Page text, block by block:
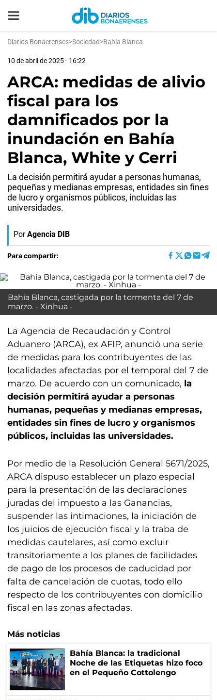
Diarios Bonaerenses>Sociedad>Bahía Blanca
10 de abril de 2025 - 16:22
ARCA: medidas de alivio
fiscal para los
damnificados por la
inundación en Bahía
Blanca, White y Cerri
La decisión permitirá ayudar a personas humanas,
pequeñas y medianas empresas, entidades sin fines
de lucro y organismos públicos, incluidas las
universidades.
Por Agencia DIB
Para compartir:
Bahía Blanca, castigada por la tormenta del 7 de
marzo. - Xinhua -
La Agencia de Recaudación y Control
Aduanero (ARCA), ex AFIP, anunció una serie
de medidas para los contribuyentes de las
localidades afectadas por el temporal del 7 de
marzo. De acuerdo con un comunicado, la
decisión permitirá ayudar a personas
humanas, pequeñas y medianas empresas,
entidades sin fines de lucro y organismos
públicos, incluidas las universidades.
Por medio de la Resolución General 5671/2025,
ARCA dispuso establecer un plazo especial
para la presentación de las declaraciones
juradas del impuesto a las Ganancias,
suspender las intimaciones, la iniciación de
los juicios de ejecución fiscal y la traba de
medidas cautelares, así como excluir
transitoriamente a los planes de facilidades
de pago de los procesos de caducidad por
falta de cancelación de cuotas, todo ello
respecto de los contribuyentes con domicilio
fiscal en las zonas afectadas.
Más noticias
Bahía Blanca: la tradicional
Noche de las Etiquetas hizo foco
en el Pequeño Cottolengo